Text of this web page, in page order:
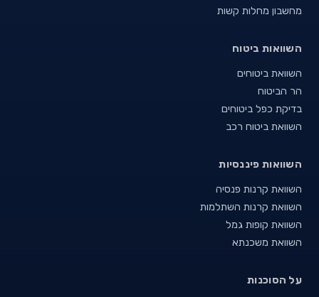
מחשבון מחלות קשות
השוואות ביטוח
השוואת ביטוחים
הר הביטוח
בדיקת כפל ביטוחים
השוואת ביטוח רכב
השוואות פיננסיות
השוואת קרנות פנסיה
השוואת קרנות השתלמות
השוואת קופות גמל
השוואת משכנתא
על הסוכנות